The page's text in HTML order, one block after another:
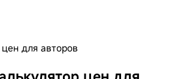
для авторов